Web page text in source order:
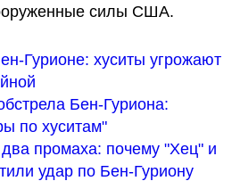
силы США.
Гурионе: хуситы угрожают
Бен-Гуриона:
по хуситам"
промаха: почему "Хец" и
удар по Бен-Гуриону